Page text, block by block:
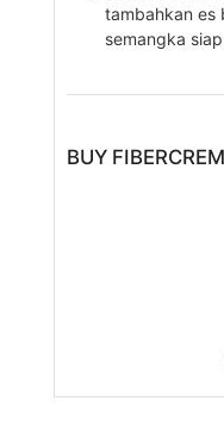
tambahkan es
semangka
BUY